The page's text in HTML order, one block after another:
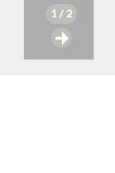
1 / 2